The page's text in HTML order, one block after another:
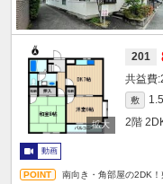
201
敷
2階
動画
南向き・角部屋の2DK